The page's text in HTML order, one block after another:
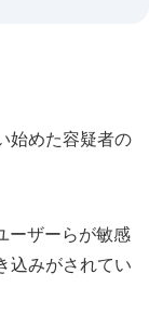
始めた容疑者の
ーザーらが敏感
込みがされてい